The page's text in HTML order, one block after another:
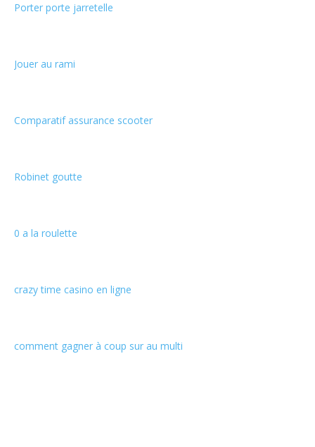
Porter porte jarretelle
Jouer au rami
Comparatif assurance scooter
Robinet goutte
0 a la roulette
crazy time casino en ligne
comment gagner à coup sur au multi